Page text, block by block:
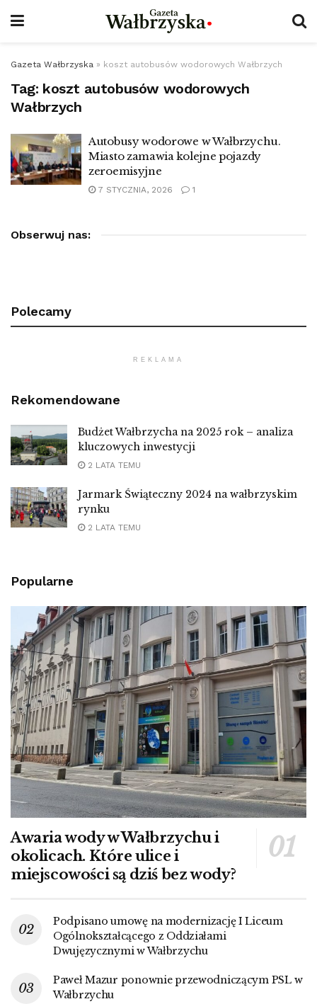
Gazeta Wałbrzyska » koszt autobusów wodorowych Wałbrzych
Tag: koszt autobusów wodorowych
Wałbrzych
Autobusy wodorowe w Wałbrzychu.
Miasto zamawia kolejne pojazdy
zeroemisyjne
7 STYCZNIA, 2026 1
Obserwuj nas:
Polecamy
REKLAMA
Rekomendowane
Budżet Wałbrzycha na 2025 rok – analiza
kluczowych inwestycji
2 LATA TEMU
Jarmark Świąteczny 2024 na wałbrzyskim
rynku
2 LATA TEMU
Popularne
Awaria wody w Wałbrzychu i
okolicach. Które ulice i
miejscowości są dziś bez wody?
Podpisano umowę na modernizację I Liceum
Ogólnokształcącego z Oddziałami
Dwujęzycznymi w Wałbrzychu
Paweł Mazur ponownie przewodniczącym PSL w
Wałbrzychu